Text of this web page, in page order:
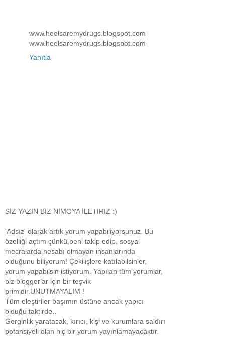
www.heelsaremydrugs.blogspot.com
www.heelsaremydrugs.blogspot.com
Yanıtla
SİZ YAZIN BİZ NİMOYA İLETİRİZ :)
'Adsız' olarak artık yorum yapabiliyorsunuz. Bu
özelliği açtım çünkü,beni takip edip, sosyal
mecralarda hesabı olmayan insanlarında
olduğunu biliyorum! Çekilişlere katılabilsinler,
yorum yapabilsin istiyorum. Yapılan tüm yorumlar,
biz bloggerlar için bir teşvik
primidir.UNUTMAYALIM !
Tüm eleştiriler başımın üstüne ancak yapıcı
olduğu taktirde..
Gerginlik yaratacak, kırıcı, kişi ve kurumlara saldırı
potansiyeli olan hiç bir yorum yayınlamayacaktır.